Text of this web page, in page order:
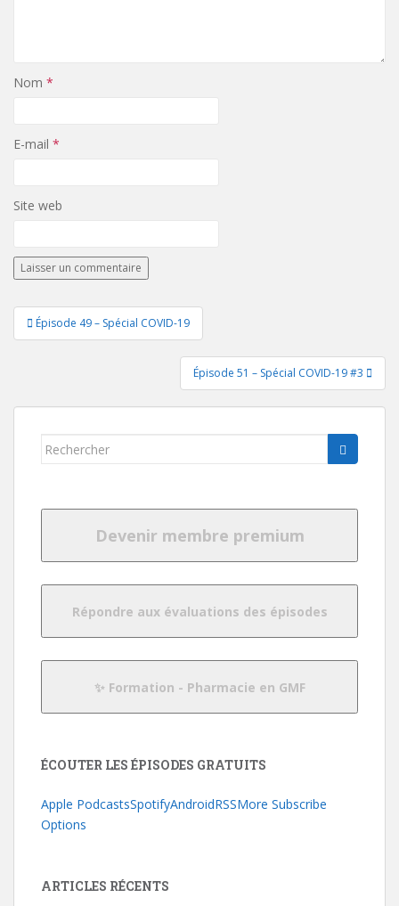
Nom *
E-mail *
Site web
Navigation
de
Épisode 49 – Spécial COVID-19
Épisode 51 – Spécial COVID-19 #3
Rechercher...
ÉCOUTER LES ÉPISODES GRATUITS
Apple PodcastsSpotifyAndroidRSSMore Subscribe
Options
ARTICLES RÉCENTS